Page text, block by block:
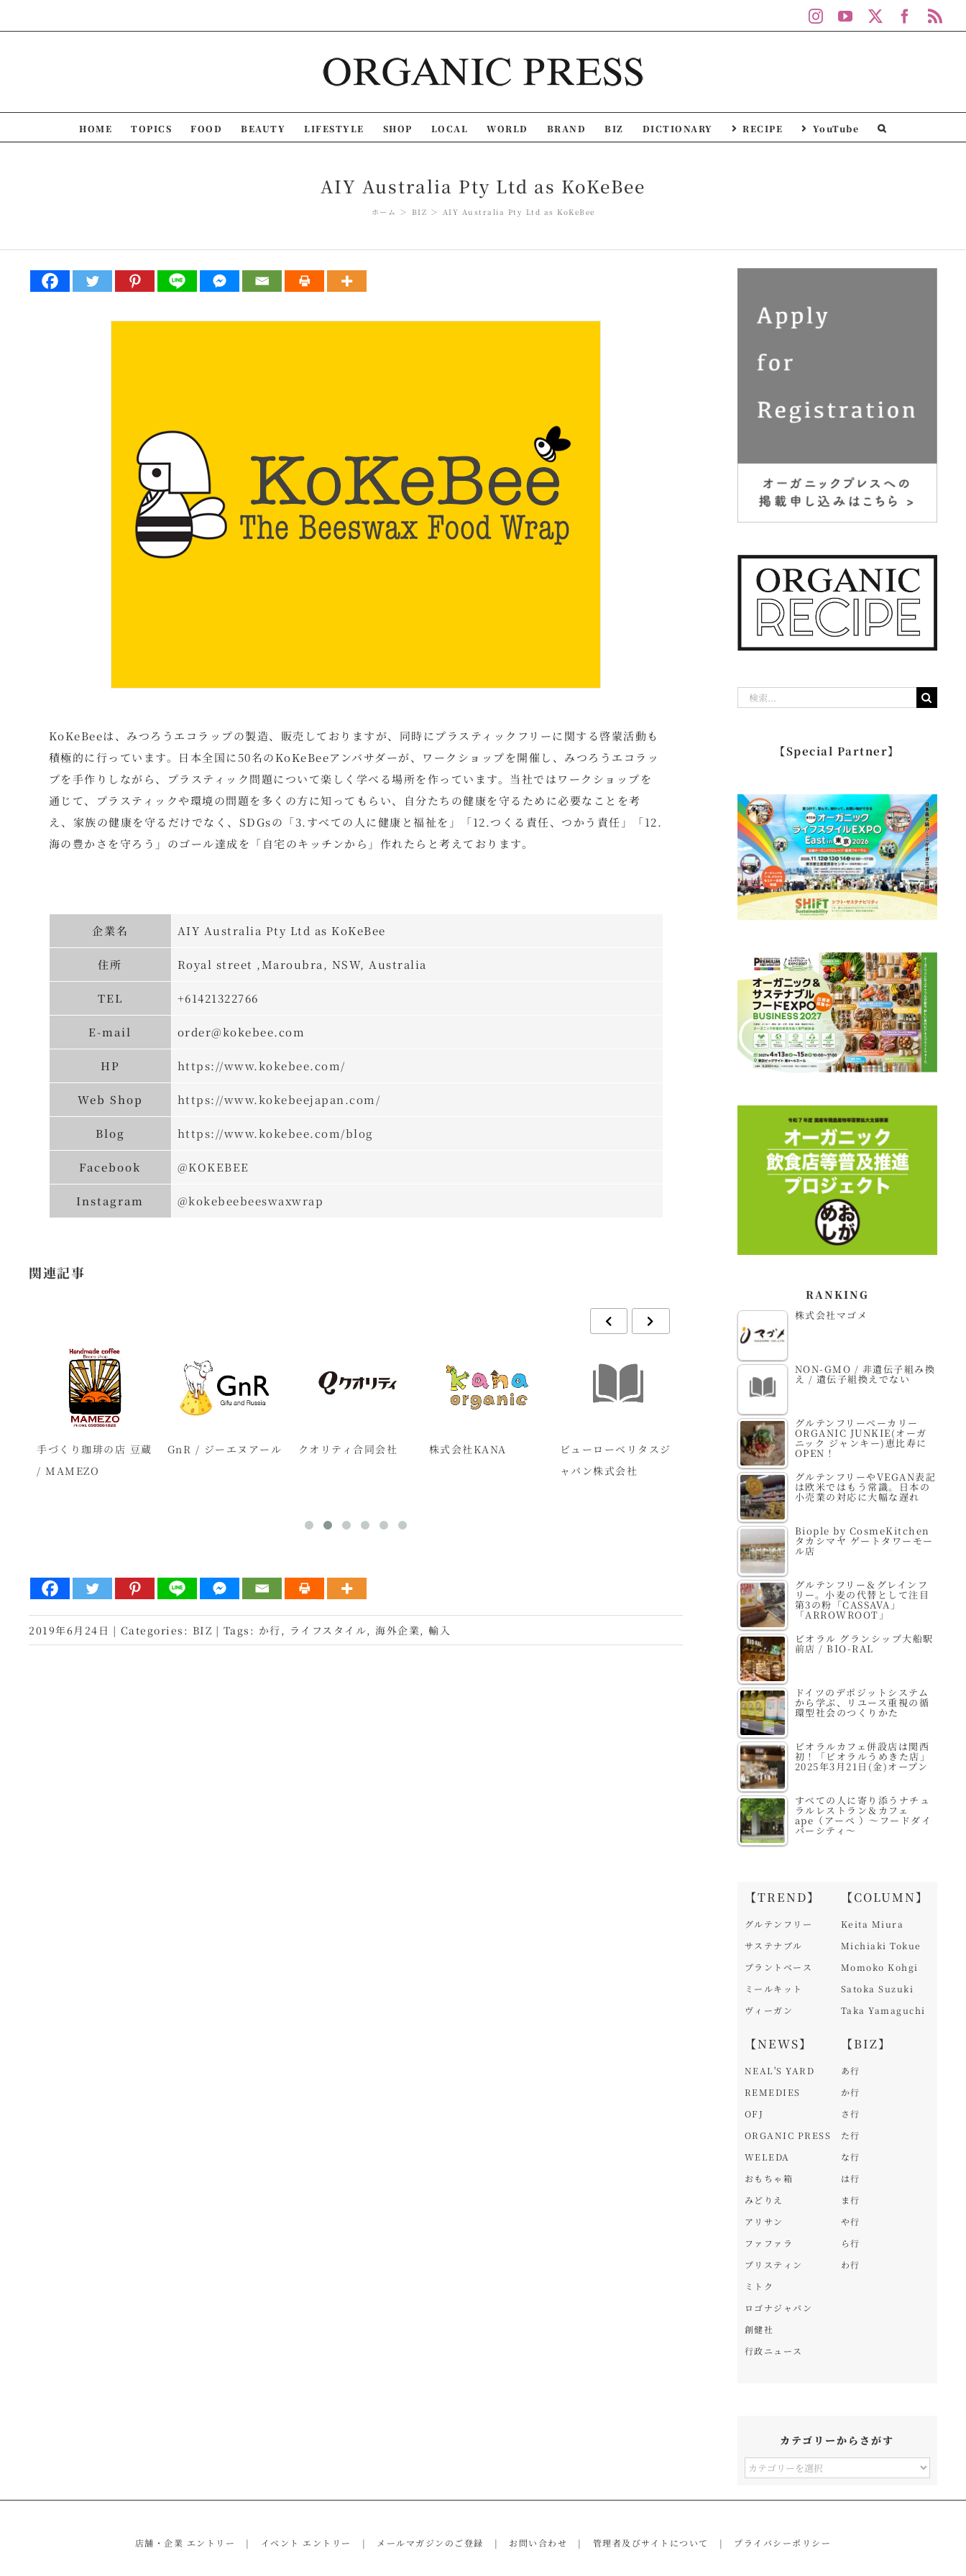
to
InstagramYouTube
HOME TOPICS FOOD BEAUTY LIFESTYLE SHOP LOCAL WORLD BRAND BIZ DICTIONARY RECIPE YouTube
AIY Australia Pty Ltd as KoKeBee
ホーム BIZ AIY Australia Pty Ltd as KoKeBee
KoKeBeeは、みつろうエコラップの製造、販売しておりますが、同時にプラスティックフリーに関する啓蒙活動も
積極的に行っています。日本全国に50名のKoKeBeeアンバサダーが、ワークショップを開催し、みつろうエコラッ
プを手作りしながら、プラスティック問題について楽しく学べる場所を作っています。当社ではワークショップを
通じて、プラスティックや環境の問題を多くの方に知ってもらい、自分たちの健康を守るために必要なことを考
え、家族の健康を守るだけでなく、SDGsの「3.すべての人に健康と福祉を」「12.つくる責任、つかう責任」「12.
海の豊かさを守ろう」のゴール達成を「自宅のキッチンから」作れたらと考えております。
企業名 AIY Australia Pty Ltd as KoKeBee
住所 Royal street ,Maroubra, NSW, Australia
TEL +61421322766
E-mail order@kokebee.com
HP https://www.kokebee.com/
Web Shop https://www.kokebeejapan.com/
Blog https://www.kokebee.com/blog
Facebook @KOKEBEE
Instagram @kokebeebeeswaxwrap
関連記事
手づくり珈琲の店 豆蔵
/ MAMEZO
GnR / ジーエヌアール クオリティ合同会社 株式会社KANA
ビューローベリタスジ
ャパン株式会社
NPO法人 鹿児島県有
機農業協会 / KOAA
手づくり珈琲の店 豆蔵
/ MAMEZO
2019年6月24日 | Categories: BIZ | Tags: か行, ライフスタイル,海外企業,輸入
【Special Partner】
RANKING
株式会社マゴメ
NON-GMO / 非遺伝子組み換
え / 遺伝子組換えでない
グルテンフリーベーカリー
ORGANIC JUNKIE(オーガ
ニック ジャンキー)恵比寿に
OPEN！
グルテンフリーやVEGAN表記
は欧米ではもう常識。日本の
小売業の対応に大幅な遅れ
Biople by CosmeKitchen
タカシマヤ ゲートタワーモー
ル店
グルテンフリー＆グレインフ
リー。小麦の代替として注目
第3の粉「CASSAVA」
「ARROWROOT」
ビオラル グランシップ大船駅
前店 / BIO-RAL
ドイツのデポジットシステム
から学ぶ、リユース重視の循
環型社会のつくりかた
ビオラルカフェ併設店は関西
初！「ビオラルうめきた店」
2025年3月21日(金)オープン
すべての人に寄り添うナチュ
ラルレストラン＆カフェ
ape（アーペ ）～フードダイ
バーシティ～
【TREND】
グルテンフリー
サステナブル
プラントベース
ミールキット
ヴィーガン
【NEWS】
NEAL'S YARD
REMEDIES
OFJ
ORGANIC PRESS
WELEDA
おもちゃ箱
みどりえ
アリサン
ファファラ
プリスティン
ミトク
ロゴナジャパン
創健社
行政ニュース
【COLUMN】
Keita Miura
Michiaki Tokue
Momoko Kohgi
Satoka Suzuki
Taka Yamaguchi
【BIZ】
あ行
か行
さ行
た行
な行
は行
ま行
や行
ら行
わ行
カテゴリーからさがす
カ
ー
店舗・企業 エントリー イベント エントリー メールマガジンのご登録 お問い合わせ 管理者及びサイトについて プライバシーポリシー